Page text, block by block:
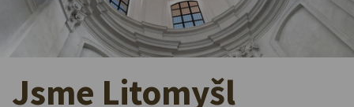
Jsme Litomyšl